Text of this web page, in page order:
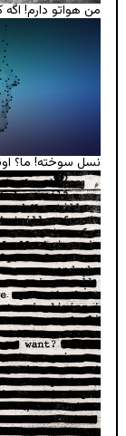
من هواتو دارم!
نسل سوخته! ما؟